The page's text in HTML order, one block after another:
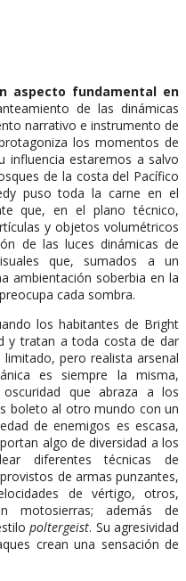
aspecto fundamental en
de las dinámicas
narrativo e instrumento de
los momentos de
influencia estaremos a salvo
de la costa del Pacífico
puso toda la carne en el
que, en el plano técnico,
y objetos volumétricos
de las luces dinámicas de
que, sumados a un
ambientación soberbia en la
cada sombra.
los habitantes de Bright
y tratan a toda costa de dar
pero realista arsenal
es siempre la misma,
que abraza a los
boleto al otro mundo con un
de enemigos es escasa,
algo de diversidad a los
diferentes técnicas de
de armas punzantes,
de vértigo, otros,
motosierras; además de
poltergeist. Su agresividad
crean una sensación de